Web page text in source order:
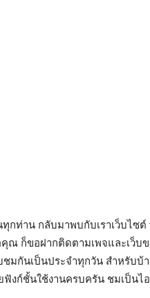
ท่าน กลับมาพบกับเราเว็บไซต์
ณ ก็ขอฝากติดตามเพจและเว็บ
ชมกันเป็นประจำทุกวัน สำหรับ
งก์ชั้นใช้งานครบครัน ชมเป็นไ